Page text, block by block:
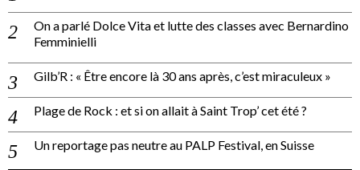
On a parlé Dolce Vita et lutte des classes avec Bernardino
Femminielli
Gilb’R : « Être encore là 30 ans après, c’est miraculeux »
Plage de Rock : et si on allait à Saint Trop’ cet été ?
Un reportage pas neutre au PALP Festival, en Suisse